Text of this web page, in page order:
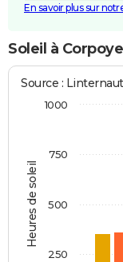
En savoir plus sur
Soleil à
Heures de soleil
Source :
1000
250
500
750